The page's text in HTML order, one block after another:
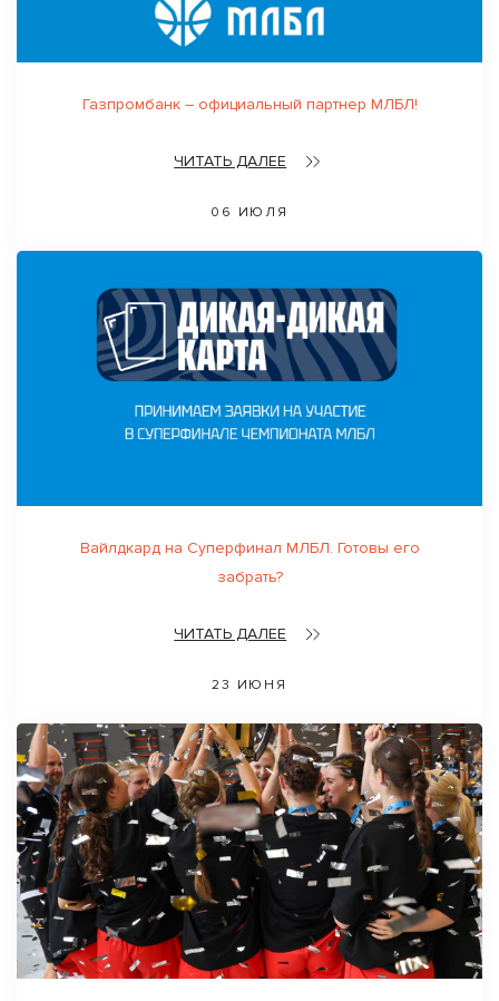
Газпромбанк – официальный партнер МЛБЛ!
ЧИТАТЬ ДАЛЕЕ
06 ИЮЛЯ
Вайлдкард на Суперфинал МЛБЛ. Готовы его
забрать?
ЧИТАТЬ ДАЛЕЕ
23 ИЮНЯ